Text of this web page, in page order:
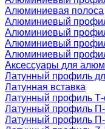
Алюминиевая полоса
Алюминиевый
Алюминиевый
Алюминиевый
Алюминиевый
Аксессуары для
Латунный профиль
Латунная вставка
Латунный профиль
Латунный профиль
Латунный профиль